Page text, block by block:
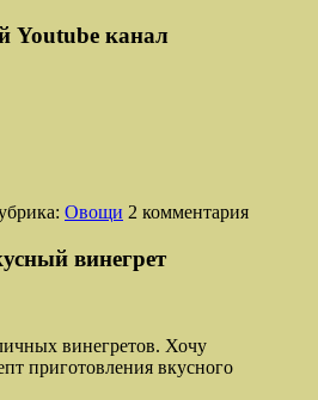
Youtube канал
Овощи 2 комментария
винегрет
винегретов. Хочу
приготовления вкусного